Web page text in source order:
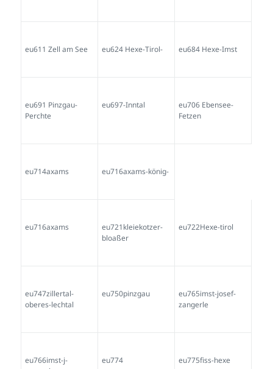
eu611 Zell am See eu624 Hexe-Tirol- eu684 Hexe-Imst
eu691 Pinzgau-
Perchte
eu697-Inntal
eu706 Ebensee-
Fetzen
eu714axams eu716axams-könig-
eu716axams
eu721kleiekotzer-
bloaßer
eu722Hexe-tirol
eu747zillertal-
oberes-lechtal
eu750pinzgau
eu765imst-josef-
zangerle
eu766imst-j-
eu774 eu775fiss-hexe